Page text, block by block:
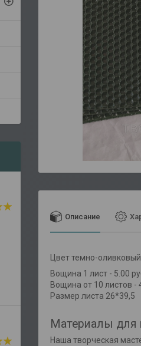
Описание
Цвет темно-оливковый
Вощина 1 лист - 5.00
Вощина от 10 листов -
Размер листа 26*39,5
Материалы для
Наша творческая